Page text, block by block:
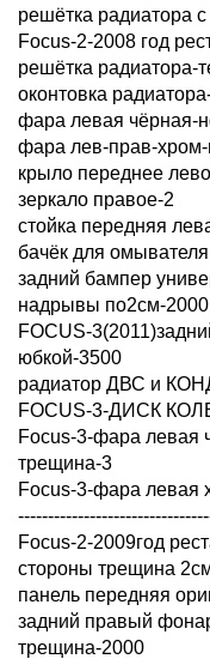
решётка радиатора
Focus-2-2008 год
решётка радиатора-
оконтовка
фара левая чёрная-
фара лев-прав-
крыло переднее
зеркало правое-2
стойка передняя
бачёк для
задний бампер
надрывы по2см-2000
FOCUS-
юбкой-3500
радиатор ДВС и
FOCUS-3-ДИСК
Focus-3-фара левая
трещина-3
Focus-3-фара левая
Focus-2-2009год
стороны трещина
панель передняя
задний правый
трещина-2000